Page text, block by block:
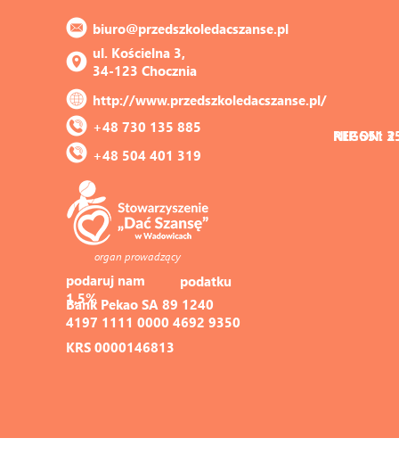
KRS 0000146813
ul. Kościelna 3,
34-123 Chocznia
biuro@przedszkoledacszanse.pl
http://www.przedszkoledacszanse.pl/
+48 730 135 885
+48 504 401 319
Bank Pekao SA 89 1240
4197 1111 0000 4692 9350
podaruj nam
1,5%
organ prowadzący
podatku
REGON:
NIP 551